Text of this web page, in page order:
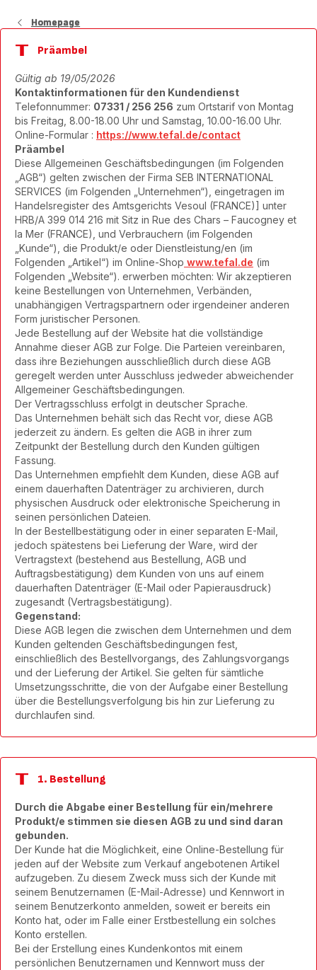
Homepage
Präambel
Gültig ab 19/05/2026
Kontaktinformationen für den Kundendienst
Telefonnummer: 07331 / 256 256 zum Ortstarif von Montag
bis Freitag, 8.00-18.00 Uhr und Samstag, 10.00-16.00 Uhr.
Online-Formular : https://www.tefal.de/contact
Präambel
Diese Allgemeinen Geschäftsbedingungen (im Folgenden
„AGB“) gelten zwischen der Firma SEB INTERNATIONAL
SERVICES (im Folgenden „Unternehmen“), eingetragen im
Handelsregister des Amtsgerichts Vesoul (FRANCE)] unter
HRB/A 399 014 216 mit Sitz in Rue des Chars – Faucogney et
la Mer (FRANCE), und Verbrauchern (im Folgenden
„Kunde“), die Produkt/e oder Dienstleistung/en (im
Folgenden „Artikel“) im Online-Shop www.tefal.de (im
Folgenden „Website“). erwerben möchten: Wir akzeptieren
keine Bestellungen von Unternehmen, Verbänden,
unabhängigen Vertragspartnern oder irgendeiner anderen
Form juristischer Personen.
Jede Bestellung auf der Website hat die vollständige
Annahme dieser AGB zur Folge. Die Parteien vereinbaren,
dass ihre Beziehungen ausschließlich durch diese AGB
geregelt werden unter Ausschluss jedweder abweichender
Allgemeiner Geschäftsbedingungen.
Der Vertragsschluss erfolgt in deutscher Sprache.
Das Unternehmen behält sich das Recht vor, diese AGB
jederzeit zu ändern. Es gelten die AGB in ihrer zum
Zeitpunkt der Bestellung durch den Kunden gültigen
Fassung.
Das Unternehmen empfiehlt dem Kunden, diese AGB auf
einem dauerhaften Datenträger zu archivieren, durch
physischen Ausdruck oder elektronische Speicherung in
seinen persönlichen Dateien.
In der Bestellbestätigung oder in einer separaten E-Mail,
jedoch spätestens bei Lieferung der Ware, wird der
Vertragstext (bestehend aus Bestellung, AGB und
Auftragsbestätigung) dem Kunden von uns auf einem
dauerhaften Datenträger (E-Mail oder Papierausdruck)
zugesandt (Vertragsbestätigung).
Gegenstand:
Diese AGB legen die zwischen dem Unternehmen und dem
Kunden geltenden Geschäftsbedingungen fest,
einschließlich des Bestellvorgangs, des Zahlungsvorgangs
und der Lieferung der Artikel. Sie gelten für sämtliche
Umsetzungsschritte, die von der Aufgabe einer Bestellung
über die Bestellungsverfolgung bis hin zur Lieferung zu
durchlaufen sind.
1. Bestellung
Durch die Abgabe einer Bestellung für ein/mehrere
Produkt/e stimmen sie diesen AGB zu und sind daran
gebunden.
Der Kunde hat die Möglichkeit, eine Online-Bestellung für
jeden auf der Website zum Verkauf angebotenen Artikel
aufzugeben. Zu diesem Zweck muss sich der Kunde mit
seinem Benutzernamen (E-Mail-Adresse) und Kennwort in
seinem Benutzerkonto anmelden, soweit er bereits ein
Konto hat, oder im Falle einer Erstbestellung ein solches
Konto erstellen.
Bei der Erstellung eines Kundenkontos mit einem
persönlichen Benutzernamen und Kennwort muss der